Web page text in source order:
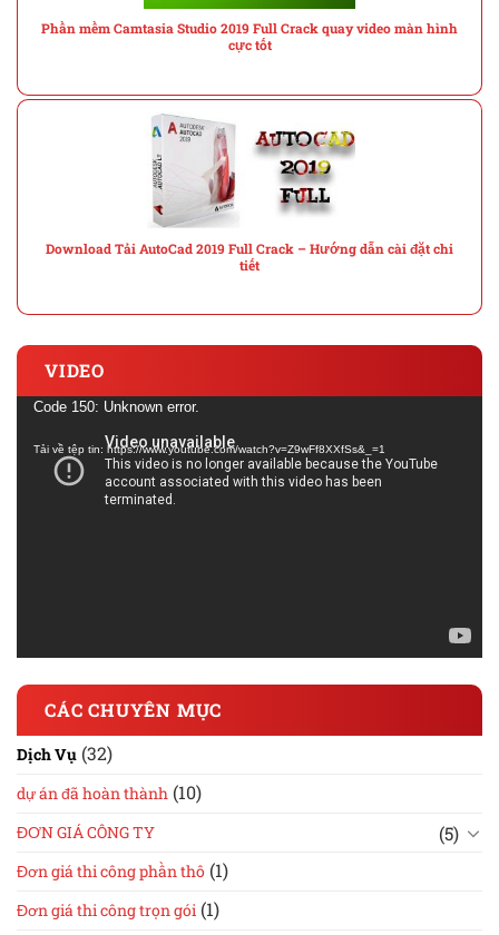
Phần mềm Camtasia Studio 2019 Full Crack quay video màn hình
cực tốt
Download Tải AutoCad 2019 Full Crack – Hướng dẫn cài đặt chi
tiết
VIDEO
Trình
Video
Code 150: Unknown error.
Tải về tệp tin: https://www.youtube.com/watch?v=Z9wFf8XXfSs&_=1
CÁC CHUYÊN MỤC
Dịch Vụ (32)
dự án đã hoàn thành (10)
ĐƠN GIÁ CÔNG TY (5)
Đơn giá thi công phần thô (1)
Đơn giá thi công trọn gói (1)